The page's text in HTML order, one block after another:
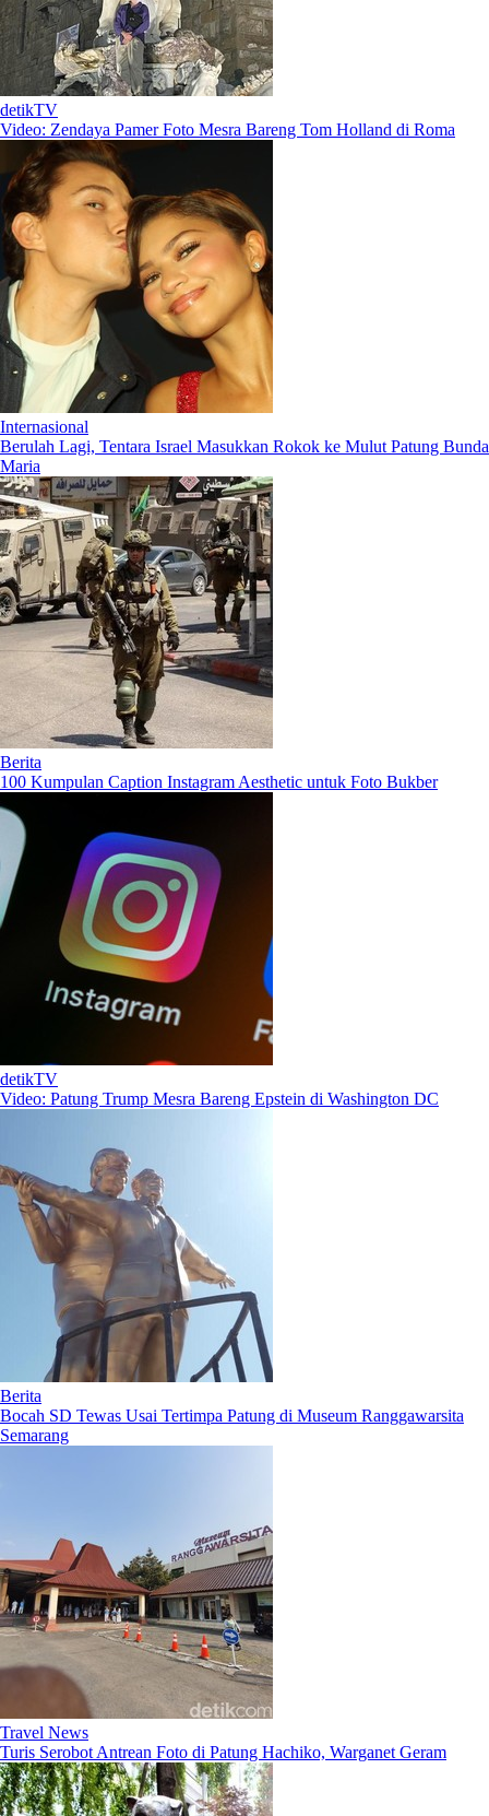
detikTV
Video: Zendaya Pamer Foto Mesra Bareng Tom Holland di Roma
Internasional
Berulah Lagi, Tentara Israel Masukkan Rokok ke Mulut Patung Bunda
Maria
Berita
100 Kumpulan Caption Instagram Aesthetic untuk Foto Bukber
detikTV
Video: Patung Trump Mesra Bareng Epstein di Washington DC
Berita
Bocah SD Tewas Usai Tertimpa Patung di Museum Ranggawarsita
Semarang
Travel News
Turis Serobot Antrean Foto di Patung Hachiko, Warganet Geram